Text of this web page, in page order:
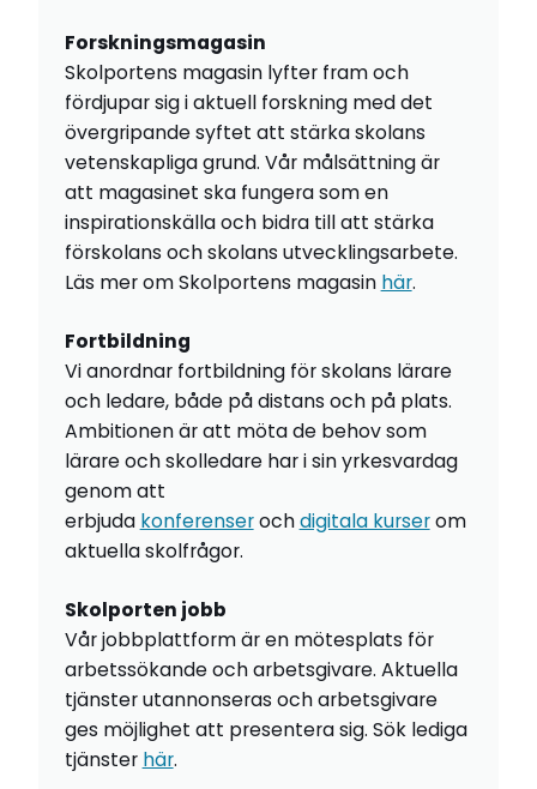
Forskningsmagasin
Skolportens magasin lyfter fram och
fördjupar sig i aktuell forskning med det
övergripande syftet att stärka skolans
vetenskapliga grund. Vår målsättning är
att magasinet ska fungera som en
inspirationskälla och bidra till att stärka
förskolans och skolans utvecklingsarbete.
Läs mer om Skolportens magasin här.
Fortbildning
Vi anordnar fortbildning för skolans lärare
och ledare, både på distans och på plats.
Ambitionen är att möta de behov som
lärare och skolledare har i sin yrkesvardag
genom att
erbjuda konferenserochdigitala kurserom
aktuella skolfrågor.
Skolporten jobb
Vår jobbplattform är en mötesplats för
arbetssökande och arbetsgivare. Aktuella
tjänster utannonseras och arbetsgivare
ges möjlighet att presentera sig. Sök lediga
tjänster här.